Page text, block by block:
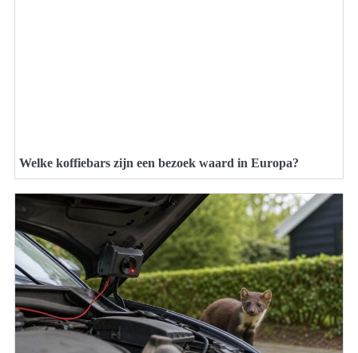
Welke koffiebars zijn een bezoek waard in Europa?